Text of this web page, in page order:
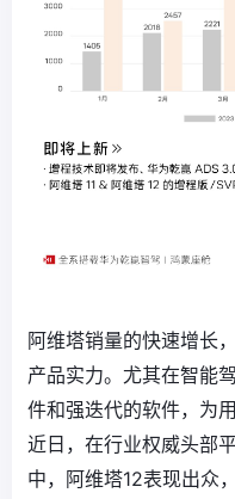
阿维塔销量的快速增长
产品实力。尤其在智能
件和强迭代的软件，为
近日，在行业权威头部
中，阿维塔12表现出众